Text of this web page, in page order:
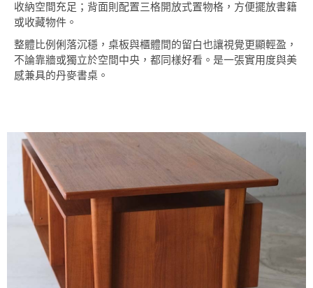
收納空間充足；背面則配置三格開放式置物格，方便擺放書籍
或收藏物件。
整體比例俐落沉穩，桌板與櫃體間的留白也讓視覺更顯輕盈，
不論靠牆或獨立於空間中央，都同樣好看。是一張實用度與美
感兼具的丹麥書桌。